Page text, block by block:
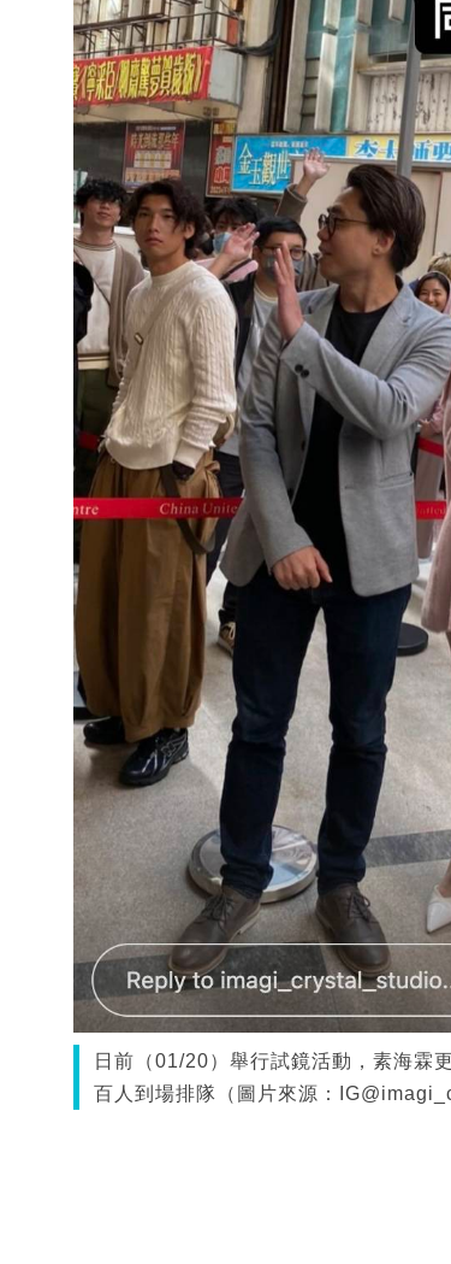
日前（01/20）舉行試鏡活動，素海霖
百人到場排隊（圖片來源：